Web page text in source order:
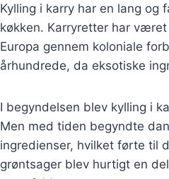
Kylling i karry har en lang
køkken. Karryretter har
Europa gennem koloniale
århundrede, da eksotiske
I begyndelsen blev kylling i
Men med tiden begyndte
ingredienser, hvilket førte til
grøntsager blev hurtigt en